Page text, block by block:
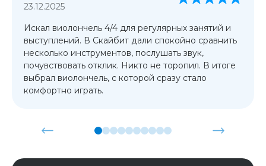
23.12.2025
Искал виолончель 4/4 для регулярных занятий и
выступлений. В Скайбит дали спокойно сравнить
несколько инструментов, послушать звук,
почувствовать отклик. Никто не торопил. В итоге
выбрал виолончель, с которой сразу стало
комфортно играть.